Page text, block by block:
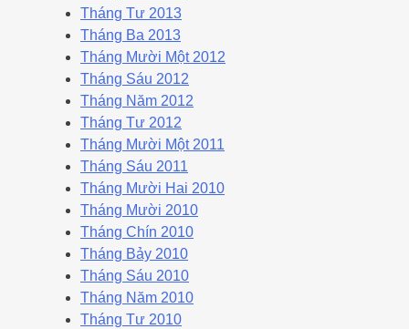
Tháng Tư 2013
Tháng Ba 2013
Tháng Mười Một 2012
Tháng Sáu 2012
Tháng Năm 2012
Tháng Tư 2012
Tháng Mười Một 2011
Tháng Sáu 2011
Tháng Mười Hai 2010
Tháng Mười 2010
Tháng Chín 2010
Tháng Bảy 2010
Tháng Sáu 2010
Tháng Năm 2010
Tháng Tư 2010